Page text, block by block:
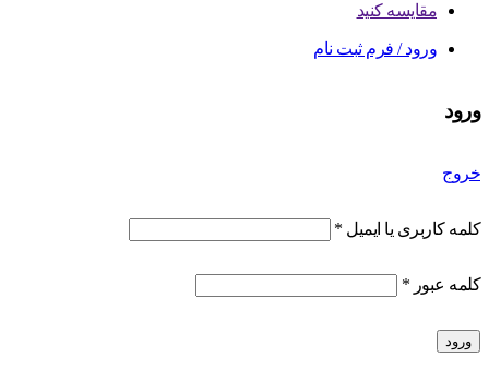
مقایسه کنید
ورود / فرم ثبت نام
ورود
خروج
کلمه کاربری یا ایمیل *
کلمه عبور *
ورود